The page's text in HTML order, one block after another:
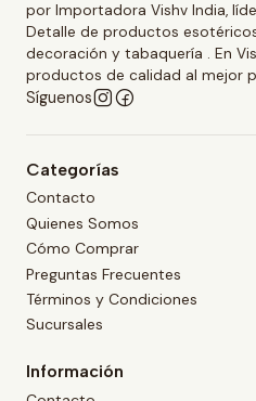
por Importadora Vishv India,
Detalle de productos
decoración y tabaquería . En
productos de calidad al mejor
Síguenos
Categorías
Contacto
Quienes Somos
Cómo Comprar
Preguntas Frecuentes
Términos y Condiciones
Sucursales
Información